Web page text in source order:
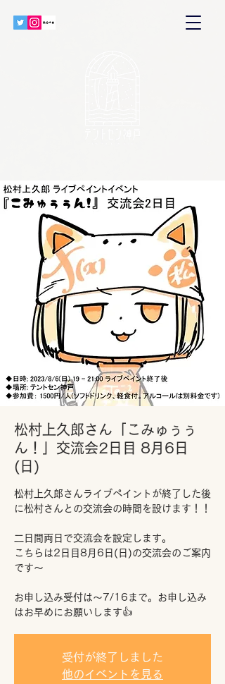
松村上久郎さん「こみゅぅぅ
ん！」交流会2日目 8月6日
(日)
松村上久郎さんライブペイントが終了した後
に松村さんとの交流会の時間を設けます！！
二日間両日で交流会を設定します。
こちらは2日目8月6日(日)の交流会のご案内
です～
お申し込み受付は～7/16まで。お申し込み
受付が終了しました
他のイベントを見る